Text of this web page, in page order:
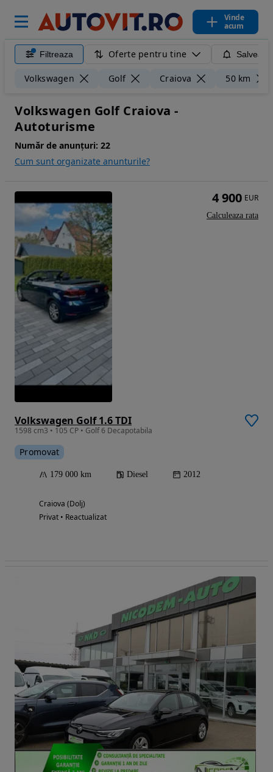
Vinde
acum
Filtreaza Oferte pentru tine
Volkswagen Golf Craiova 50 km
Volkswagen Golf Craiova -
Autoturisme
Număr de anunțuri: 22
Cum sunt organizate anunturile?
Volkswagen Golf 1.6 TDI
1598 cm3 • 105 CP • Golf 6 Decapotabila
Promovat
179 000 km Diesel 2012
Craiova (Dolj)
Privat • Reactualizat
4 900 EUR
Calculeaza rata